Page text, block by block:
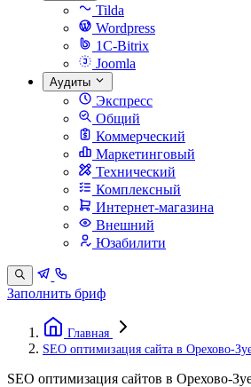
Tilda
Wordpress
1C-Bitrix
Joomla
Аудиты
Экспресс
Общий
Коммерческий
Маркетинговый
Технический
Комплексный
Интернет-магазина
Внешний
Юзабилити
Заполнить бриф
Главная
SEO оптимизация сайта в Орехово-
SEO оптимизация сайтов в Орехово-